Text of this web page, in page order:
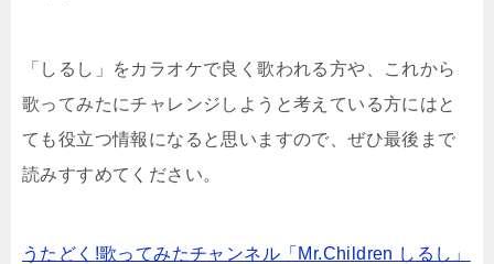
「しるし」をカラオケで良く歌われる方や、これから
歌ってみたにチャレンジしようと考えている方にはと
ても役立つ情報になると思いますので、ぜひ最後まで
読みすすめてください。
うたどく!歌ってみたチャンネル「Mr.Children しるし」